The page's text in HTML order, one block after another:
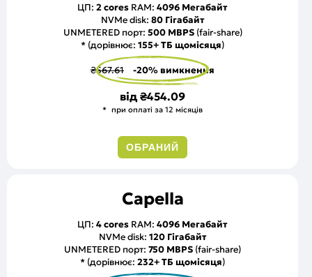
ЦП: 2 cores RAM: 4096 Мегабайт
NVMe disk: 80 Гігабайт
UNMETERED порт: 500 MBPS(fair-share)
* (дорівнює: 155+ ТБ щомісяця)
₴567.61 -20% вимкнення
від ₴454.09
при оплаті за 12 місяців
ОБРАНИЙ
Capella
ЦП: 4 cores RAM: 4096 Мегабайт
NVMe disk: 120 Гігабайт
UNMETERED порт: 750 MBPS (fair-share)
* (дорівнює: 232+ ТБ щомісяця)